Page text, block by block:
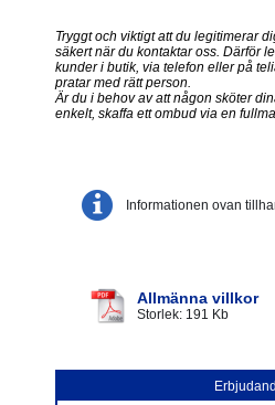
Tryggt och viktigt att du legitimerar
säkert när du kontaktar oss. Därför
kunder i butik, via telefon eller på
pratar med rätt person.
Är du i behov av att någon sköter
enkelt, skaffa ett ombud via en
Informationen ovan
Allmänna villkor
Storlek: 191 Kb